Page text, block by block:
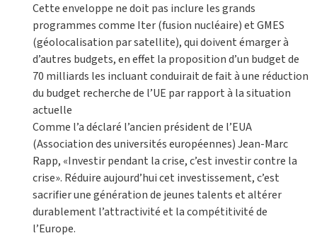
Cette enveloppe ne doit pas inclure les grands
programmes comme Iter (fusion nucléaire) et GMES
(géolocalisation par satellite), qui doivent émarger à
d’autres budgets, en effet la proposition d’un budget de
70 milliards les incluant conduirait de fait à une réduction
du budget recherche de l’UE par rapport à la situation
actuelle
Comme l’a déclaré l’ancien président de l’EUA
(Association des universités européennes) Jean-Marc
Rapp, «Investir pendant la crise, c’est investir contre la
crise». Réduire aujourd’hui cet investissement, c’est
sacrifier une génération de jeunes talents et altérer
durablement l’attractivité et la compétitivité de
l’Europe.